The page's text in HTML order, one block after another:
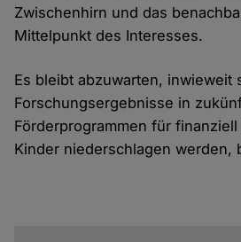
Zwischenhirn und das
Mittelpunkt des Interesses.
Es bleibt abzuwarten, inwieweit
Forschungsergebnisse in
Förderprogrammen für
Kinder niederschlagen werden,